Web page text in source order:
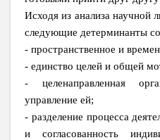
Исходя из анализа научной
следующие детерминанты
- пространственное и
- единство целей и общей
- целенаправленная
управление ей;
- разделение процесса
и согласованность